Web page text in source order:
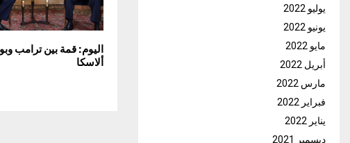
اليوم: قمة بين ترامب
ألاسكا
يوليو 2022
يونيو 2022
مايو 2022
أبريل 2022
مارس 2022
فبراير 2022
يناير 2022
ديسمبر 2021